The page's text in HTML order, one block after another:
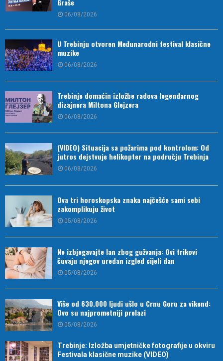
06/08/2026
U Trebinju otvoren Međunarodni festival klasične
muzike
06/08/2026
Trebinje domaćin izložbe radova legendarnog
dizajnera Miltona Glejzera
06/08/2026
(VIDEO) Situacija sa požarima pod kontrolom: Od
jutros dejstvuje helikopter na području Trebinja
06/08/2026
Ova tri horoskopska znaka najčešće sami sebi
zakomplikuju život
05/08/2026
Ne izbjegavajte lan zbog gužvanja: Ovi trikovi
čuvaju njegov uredan izgled cijeli dan
05/08/2026
Više od 630.000 ljudi ušlo u Crnu Goru za vikend:
Ovo su najprometniji prelazi
05/08/2026
Trebinje: Izložba umjetničke fotografije u okviru
Festivala klasične muzike (VIDEO)